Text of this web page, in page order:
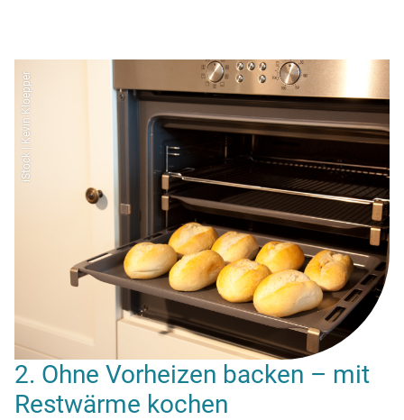
iStock | Kevin Kloepper
2. Ohne Vorheizen backen – mit
Restwärme kochen